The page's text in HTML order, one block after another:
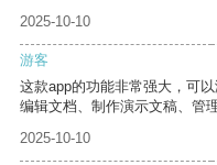
2025-10-10
游客
这款app的功能非常强大，可
编辑文档、制作演示文稿、管
2025-10-10